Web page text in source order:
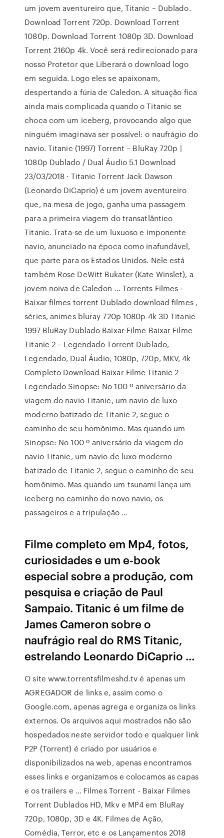
um jovem aventureiro que, Titanic – Dublado.
Download Torrent 720p. Download Torrent
1080p. Download Torrent 1080p 3D. Download
Torrent 2160p 4k. Você será redirecionado para
nosso Protetor que Liberará o download logo
em seguida. Logo eles se apaixonam,
despertando a fúria de Caledon. A situação fica
ainda mais complicada quando o Titanic se
choca com um iceberg, provocando algo que
ninguém imaginava ser possível: o naufrágio do
navio. Titanic (1997) Torrent – BluRay 720p |
1080p Dublado / Dual Áudio 5.1 Download
23/03/2018 · Titanic Torrent Jack Dawson
(Leonardo DiCaprio) é um jovem aventureiro
que, na mesa de jogo, ganha uma passagem
para a primeira viagem do transatlântico
Titanic. Trata-se de um luxuoso e imponente
navio, anunciado na época como inafundável,
que parte para os Estados Unidos. Nele está
também Rose DeWitt Bukater (Kate Winslet), a
jovem noiva de Caledon … Torrents Filmes -
Baixar filmes torrent Dublado download filmes ,
séries, animes bluray 720p 1080p 4k 3D Titanic
1997 BluRay Dublado Baixar Filme Baixar Filme
Titanic 2 – Legendado Torrent Dublado,
Legendado, Dual Áudio, 1080p, 720p, MKV, 4k
Completo Download Baixar Filme Titanic 2 –
Legendado Sinopse: No 100 º aniversário da
viagem do navio Titanic, um navio de luxo
moderno batizado de Titanic 2, segue o
caminho de seu homônimo. Mas quando um
Sinopse: No 100 º aniversário da viagem do
navio Titanic, um navio de luxo moderno
batizado de Titanic 2, segue o caminho de seu
homônimo. Mas quando um tsunami lança um
iceberg no caminho do novo navio, os
passageiros e a tripulação …
Filme completo em Mp4, fotos,
curiosidades e um e-book
especial sobre a produção, com
pesquisa e criação de Paul
Sampaio. Titanic é um filme de
James Cameron sobre o
naufrágio real do RMS Titanic,
estrelando Leonardo DiCaprio …
O site www.torrentsfilmeshd.tv é apenas um
AGREGADOR de links e, assim como o
Google.com, apenas agrega e organiza os links
externos. Os arquivos aqui mostrados não são
hospedados neste servidor todo e qualquer link
P2P (Torrent) é criado por usuários e
disponibilizados na web, apenas encontramos
esses links e organizamos e colocamos as capas
e os trailers e … Filmes Torrent - Baixar Filmes
Torrent Dublados HD, Mkv e MP4 em BluRay
720p, 1080p, 3D e 4K. Filmes de Ação,
Comédia, Terror, etc e os Lançamentos 2018